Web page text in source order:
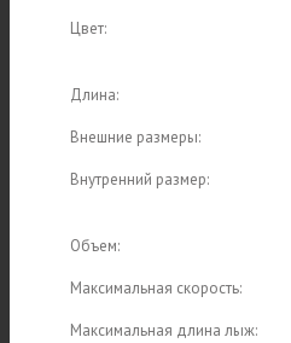
Цвет:
Длина:
Внешние размеры:
Внутренний размер:
Объем:
Максимальная скорость:
Максимальная длина лыж: